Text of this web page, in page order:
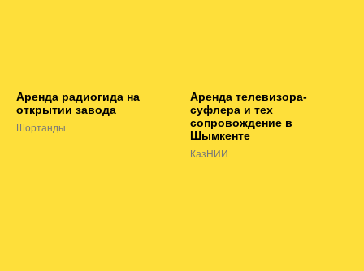
Аренда радиогида на
открытии завода
Шортанды
Аренда телевизора-
суфлера и тех
сопровождение в
Шымкенте
КазНИИ